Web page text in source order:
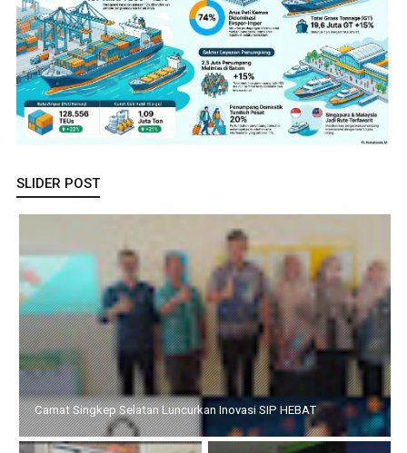
SLIDER POST
Camat Singkep Selatan Luncurkan Inovasi SIP HEBAT